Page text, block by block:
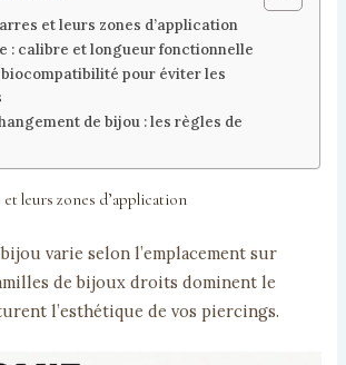
et leurs zones d’application
: calibre et longueur fonctionnelle
pour éviter les
de bijou : les règles de
leurs zones d’application
varie selon l’emplacement sur
de bijoux droits dominent le
l’esthétique de vos piercings.